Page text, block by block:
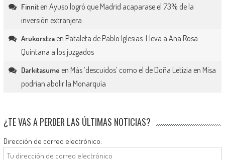
Finniten Ayuso logró que Madrid acaparase el 73% de la
inversión extranjera
Arukorstzaen Pataleta de Pablo Iglesias: Lleva a Ana Rosa
Quintana a los juzgados
Darkitasume en Más ‘descuidos’ como el de Doña Letizia en Misa
podrían abolir la Monarquía
¿TE VAS A PERDER LAS ÚLTIMAS NOTICIAS?
Dirección de correo electrónico: